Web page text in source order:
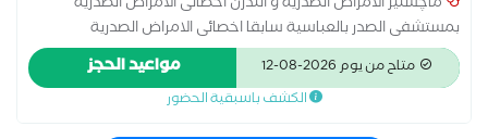
بمستشفى الصدر بالعباسية سابقا اخصائى الامراض الصدرية
بمستشفيات السلام الدولى بالمعادى و التجمع الخامس اخصائى
الامراض الصدرية بمستشفى سيشل بالتجمع الخامس
متاح من يوم 2026-08-12 مواعيد الحجز
الكشف باسبقية الحضور